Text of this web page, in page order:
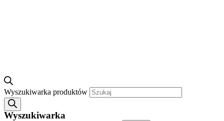
Wyszukiwarka produktów
Wyszukiwarka